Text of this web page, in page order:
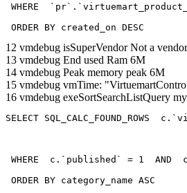
WHERE
ORDER BY created_on DESC
12 vmdebug isSuperVendor Not a
13 vmdebug End used Ram 6M
14 vmdebug Peak memory peak 6M
15 vmdebug vmTime:
16 vmdebug exeSortSearchListQuery
SELECT
WHERE  c.`published` = 1
ORDER BY category_name ASC